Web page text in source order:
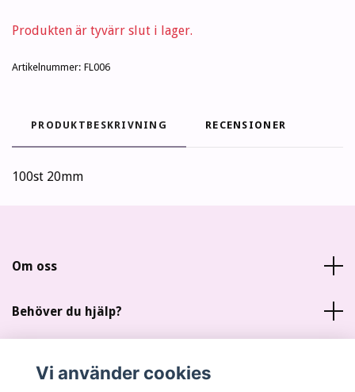
Produkten är tyvärr slut i lager.
Artikelnummer: FL006
PRODUKTBESKRIVNING RECENSIONER
100st 20mm
Om oss
Behöver du hjälp?
Vi använder cookies